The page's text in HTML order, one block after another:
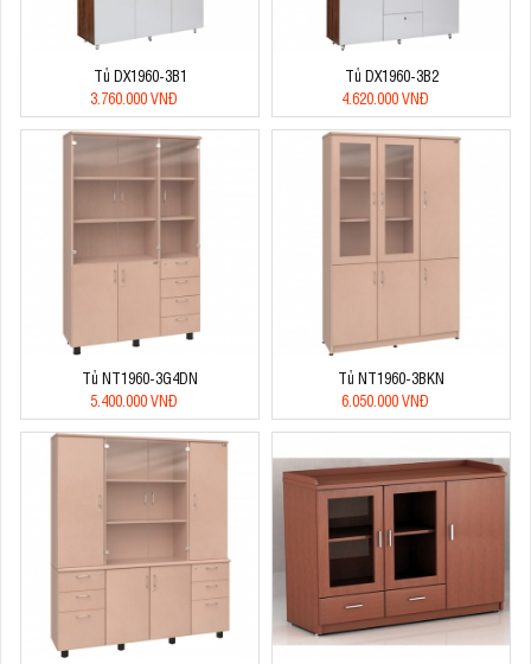
Tủ DX1960-3B1
3.760.000 VNĐ
Tủ DX1960-3B2
4.620.000 VNĐ
Tủ NT1960-3G4DN
5.400.000 VNĐ
Tủ NT1960-3BKN
6.050.000 VNĐ